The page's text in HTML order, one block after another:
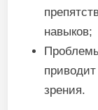
навыков;
зрения.